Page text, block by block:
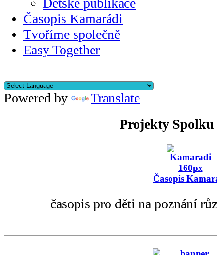
Dětské publikace
Časopis Kamarádi
Tvoříme společně
Easy Together
Powered by
Translate
Projekty Spolku
Časopis
časopis pro děti na poznání